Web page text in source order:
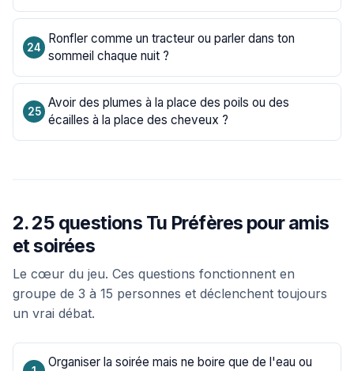
Ronfler comme un tracteur ou parler dans ton
sommeil chaque nuit ?
Avoir des plumes à la place des poils ou des
écailles à la place des cheveux ?
2. 25 questions Tu Préfères pour amis
et soirées
Le cœur du jeu. Ces questions fonctionnent en
groupe de 3 à 15 personnes et déclenchent toujours
un vrai débat.
Organiser la soirée mais ne boire que de l'eau ou